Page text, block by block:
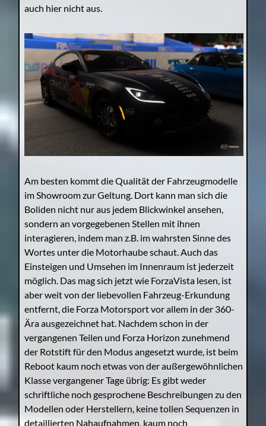
auch hier nicht aus.
Am besten kommt die Qualität der Fahrzeugmodelle
im Showroom zur Geltung. Dort kann man sich die
Boliden nicht nur aus jedem Blickwinkel ansehen,
sondern an vorgegebenen Stellen mit ihnen
interagieren, indem man z.B. im wahrsten Sinne des
Wortes unter die Motorhaube schaut. Auch das
Einsteigen und Umsehen im Innenraum ist jederzeit
möglich. Das mag sich jetzt wie ForzaVista lesen, ist
aber weit von der liebevollen Fahrzeug-Erkundung
entfernt, die Forza Motorsport vor allem in der 360-
Ära ausgezeichnet hat. Nachdem schon in der
vergangenen Teilen und Forza Horizon zunehmend
der Rotstift für den Modus angesetzt wurde, ist beim
Reboot kaum noch etwas von der außergewöhnlichen
Klasse vergangener Tage übrig: Es gibt weder
schriftliche noch gesprochene Beschreibungen zu den
Modellen oder Herstellern, keine tollen Sequenzen in
detaillierten Nahaufnahmen, kaum noch